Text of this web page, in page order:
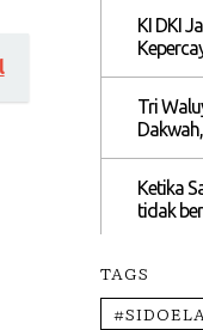
KI DKI
Tri
Ketika
tidak
TAGS